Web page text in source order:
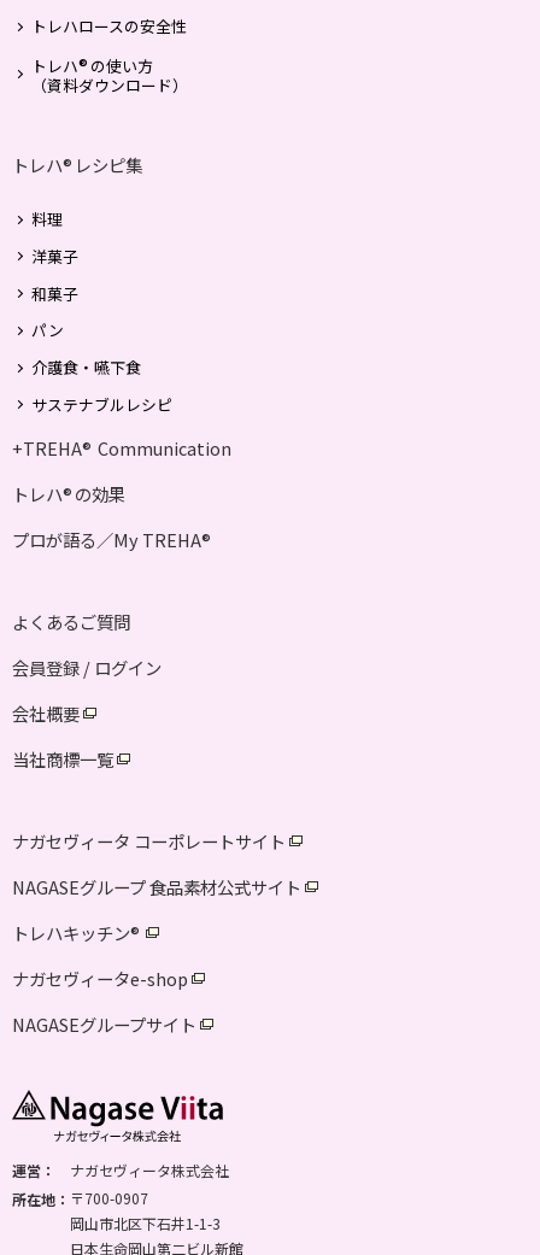
トレハロースの安全性
トレハ® の使い方
（資料ダウンロード）
トレハ® レシピ集
料理
洋菓子
和菓子
パン
介護食・嚥下食
サステナブルレシピ
+TREHA® Communication
トレハ® の効果
プロが語る／My TREHA®
よくあるご質問
会員登録 / ログイン
会社概要
当社商標一覧
ナガセヴィータ コーポレートサイト
NAGASEグループ 食品素材公式サイト
トレハキッチン®
ナガセヴィータe-shop
NAGASEグループサイト
運営：
ナガセヴィータ株式会社
所在地： 〒700-0907
岡山市北区下石井1-1-3
日本生命岡山第二ビル新館